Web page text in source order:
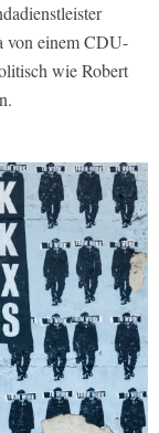
von einem CDU-
wie Robert